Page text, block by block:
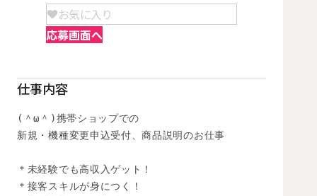
お気に入り
応募画面へ
仕事内容
(＾ω＾)携帯ショップでの
新規・機種変更申込受付、商品説明のお仕事
＊未経験でも高収入ゲット！
＊接客スキルが身につく！